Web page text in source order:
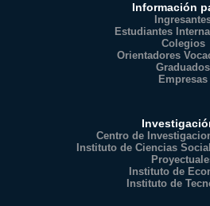
Información
Estudiantes
Colegios
Orientadores
Graduados
Empresas
Centro de
Instituto de Ciencias
Instituto de
Instituto de